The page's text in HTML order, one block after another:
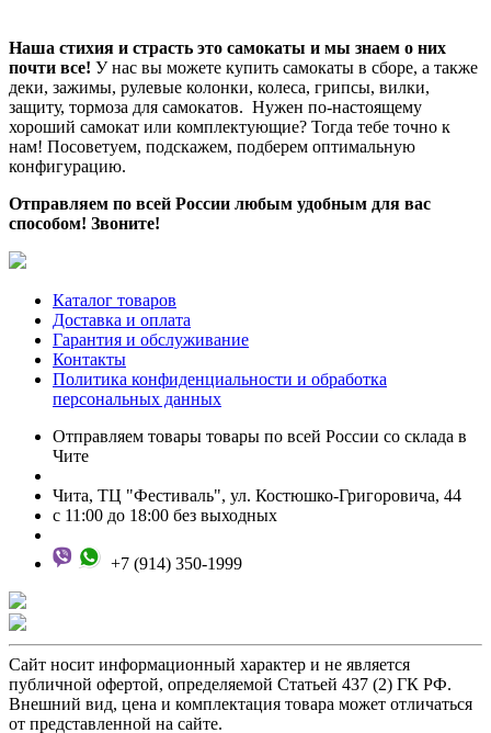
Наша стихия и страсть это самокаты и мы знаем о них
почти все! У нас вы можете купить самокаты в сборе, а также
деки, зажимы, рулевые колонки, колеса, грипсы, вилки,
защиту, тормоза для самокатов. Нужен по-настоящему
хороший самокат или комплектующие? Тогда тебе точно к
нам! Посоветуем, подскажем, подберем оптимальную
конфигурацию.
Отправляем по всей России любым удобным для вас
способом! Звоните!
Каталог товаров
Доставка и оплата
Гарантия и обслуживание
Контакты
Политика конфиденциальности и обработка
персональных данных
Отправляем товары товары по всей России со склада в
Чите
Чита, ТЦ "Фестиваль", ул. Костюшко-Григоровича, 44
с 11:00 до 18:00 без выходных
+7 (914) 350-1999
Сайт носит информационный характер и не является
публичной офертой, определяемой Статьей 437 (2) ГК РФ.
Внешний вид, цена и комплектация товара может отличаться
от представленной на сайте.